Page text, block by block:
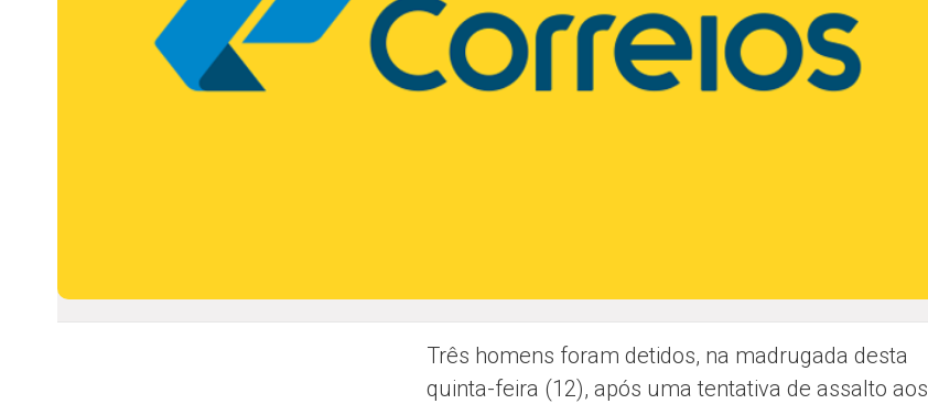
Três homens foram detidos, na madrugada desta
quinta-feira (12), após uma tentativa de assalto aos